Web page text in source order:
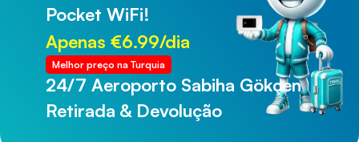
Pocket WiFi!
Apenas €6.99/dia
Melhor preço na Turquia
24/7 Aeroporto Sabiha Gökçen
Retirada & Devolução
24/7 Aeroporto de Trabzon
Retirada & Devolução